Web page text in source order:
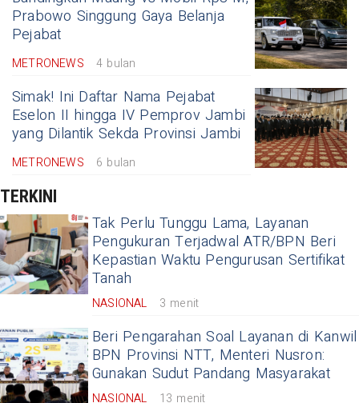
Prabowo Singgung Gaya Belanja
Pejabat
METRONEWS 4 bulan
Simak! Ini Daftar Nama Pejabat
Eselon II hingga IV Pemprov Jambi
yang Dilantik Sekda Provinsi Jambi
METRONEWS 6 bulan
TERKINI
Tak Perlu Tunggu Lama, Layanan
Pengukuran Terjadwal ATR/BPN Beri
Kepastian Waktu Pengurusan Sertifikat
Tanah
NASIONAL 3 menit
Beri Pengarahan Soal Layanan di Kanwil
BPN Provinsi NTT, Menteri Nusron:
Gunakan Sudut Pandang Masyarakat
NASIONAL 13 menit